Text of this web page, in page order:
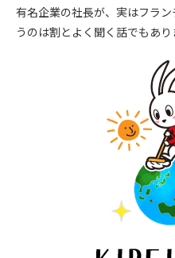
有名企業の社長が、実はフラ
うのは割とよく聞く話でもあり